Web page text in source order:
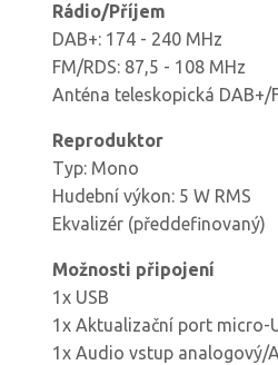
Rádio/Příjem
DAB+: 174 - 240 MHz
FM/RDS: 87,5 - 108 MHz
Anténa teleskopická DAB+/
Reproduktor
Typ: Mono
Hudební výkon: 5 W RMS
Ekvalizér (předdefinovaný)
Možnosti připojení
1x USB
1x Aktualizační port micro-
1x Audio vstup analogový/